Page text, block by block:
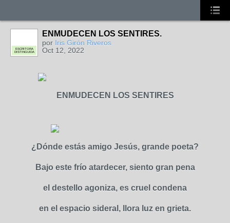
ESCRITORA
DISTINGUIDA
ENMUDECEN LOS SENTIRES.
por Iris Girón Riveros
Oct 12, 2022
ENMUDECEN LOS SENTIRES
¿Dónde estás amigo Jesús, grande poeta?
Bajo este frío atardecer, siento gran pena
el destello agoniza, es cruel condena
en el espacio sideral, llora luz en grieta.